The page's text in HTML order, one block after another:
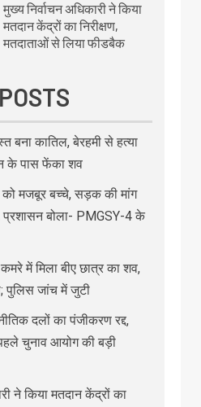
मुख्य निर्वाचन अधिकारी ने किया
मतदान केंद्रों का निरीक्षण,
मतदाताओं से लिया फीडबैक
बना कातिल, बेरहमी से हत्या
के पास फेंका शव
मजबूर बच्चे, सड़क की मांग
प्रशासन बोला- PMGSY-4 के
में मिला बीए छात्र का शव,
पुलिस जांच में जुटी
दलों का पंजीकरण रद्द,
चुनाव आयोग की बड़ी
ने किया मतदान केंद्रों का